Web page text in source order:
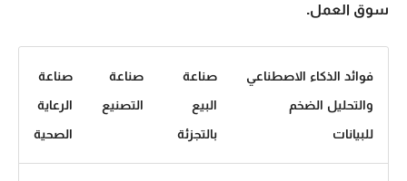
سوق العمل.
فوائد الذكاء الاصطناعي
والتحليل الضخم
للبيانات
صناعة
البيع
بالتجزئة
صناعة
التصنيع
صناعة
الرعاية
الصحية